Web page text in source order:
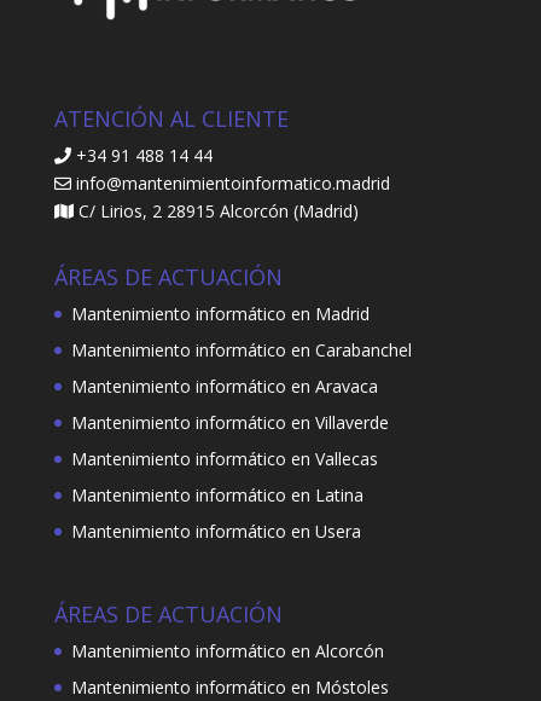
ATENCIÓN AL CLIENTE
+34 91 488 14 44
info@mantenimientoinformatico.madrid
C/ Lirios, 2 28915 Alcorcón (Madrid)
ÁREAS DE ACTUACIÓN
Mantenimiento informático en Madrid
Mantenimiento informático en Carabanchel
Mantenimiento informático en Aravaca
Mantenimiento informático en Villaverde
Mantenimiento informático en Vallecas
Mantenimiento informático en Latina
Mantenimiento informático en Usera
ÁREAS DE ACTUACIÓN
Mantenimiento informático en Alcorcón
Mantenimiento informático en Móstoles